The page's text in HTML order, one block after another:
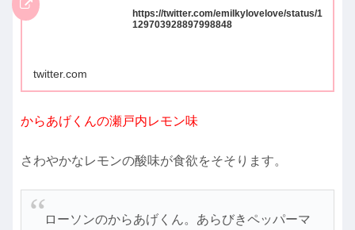
https://twitter.com/emilkylovelove/status/1
129703928897998848
twitter.com
からあげくんの瀬戸内レモン味
さわやかなレモンの酸味が食欲をそそります。
ローソンのからあげくん。あらびきペッパーマ